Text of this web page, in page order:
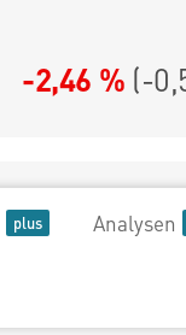
-2,46 % (-
Analysen